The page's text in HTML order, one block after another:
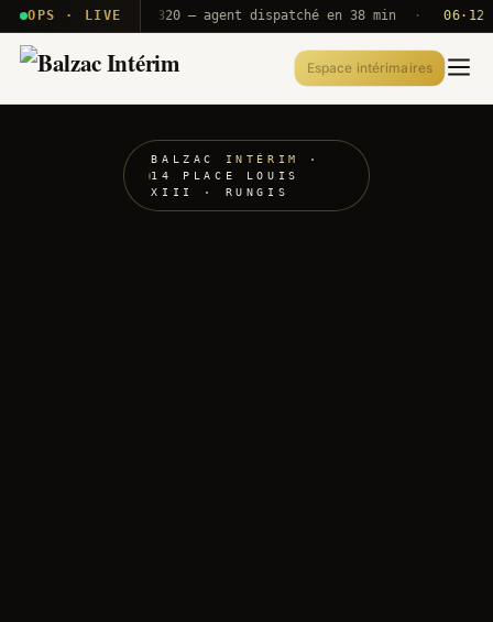
OPS · LIVE
T2E · B71 Push A320 — agent dispatché en 38 min · 06·12 UTC
Espace intérimaires
BALZAC INTÉRIM
·
14 PLACE LOUIS
XIII · RUNGIS